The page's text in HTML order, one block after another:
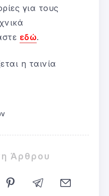
για τους
εδώ.
η ταινία
Άρθρου